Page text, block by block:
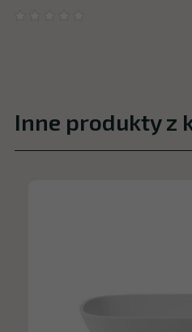
Inne produkty z